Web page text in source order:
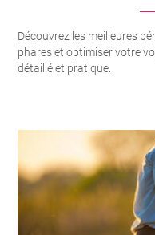
Découvrez les meilleures
phares et optimiser votre
détaillé et pratique.